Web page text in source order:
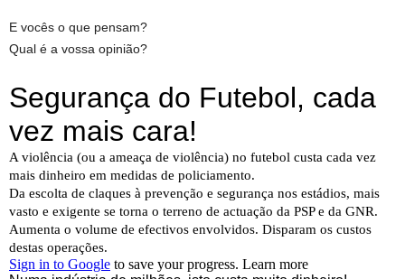
E vocês o que pensam?
Qual é a vossa opinião?